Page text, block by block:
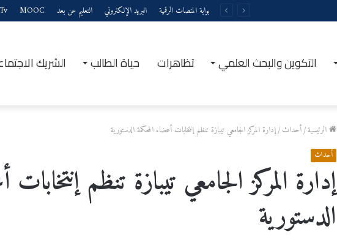
بوابة المنصات الرقمية البريد الإلكتروني التعليم عن بعد MOOC
التكوين والبحث العلمي تظاهرات حياة الطالب الشريك
الرئيسية/أحداث/إدارة المركز الجامعي تيبازة تنظم إنتخابات أعضاء المحكمة الدستورية
أحداث
إدارة المركز الجامعي تيبازة تنظم
الدستورية